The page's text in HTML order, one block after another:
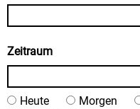
Zeitraum
Heute Morgen